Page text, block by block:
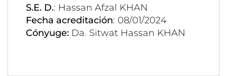
S.E. D.: Hassan Afzal KHAN
Fecha acreditación: 08/01/2024
Cónyuge: Da. Sitwat Hassan KHAN